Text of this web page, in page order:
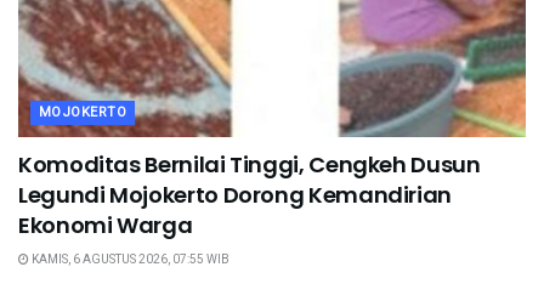
MOJOKERTO
Komoditas Bernilai Tinggi, Cengkeh Dusun
Legundi Mojokerto Dorong Kemandirian
Ekonomi Warga
KAMIS, 6 AGUSTUS 2026, 07:55 WIB